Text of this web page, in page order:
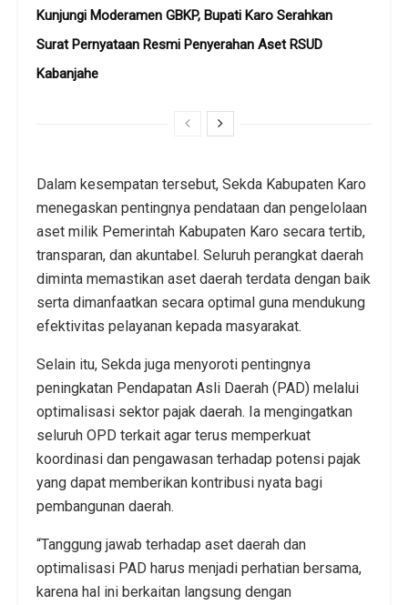
Kunjungi Moderamen GBKP, Bupati Karo Serahkan
Surat Pernyataan Resmi Penyerahan Aset RSUD
Kabanjahe
Dalam kesempatan tersebut, Sekda Kabupaten Karo
menegaskan pentingnya pendataan dan pengelolaan
aset milik Pemerintah Kabupaten Karo secara tertib,
transparan, dan akuntabel. Seluruh perangkat daerah
diminta memastikan aset daerah terdata dengan baik
serta dimanfaatkan secara optimal guna mendukung
efektivitas pelayanan kepada masyarakat.
Selain itu, Sekda juga menyoroti pentingnya
peningkatan Pendapatan Asli Daerah (PAD) melalui
optimalisasi sektor pajak daerah. Ia mengingatkan
seluruh OPD terkait agar terus memperkuat
koordinasi dan pengawasan terhadap potensi pajak
yang dapat memberikan kontribusi nyata bagi
pembangunan daerah.
“Tanggung jawab terhadap aset daerah dan
optimalisasi PAD harus menjadi perhatian bersama,
karena hal ini berkaitan langsung dengan